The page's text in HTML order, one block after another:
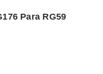
Para RG59